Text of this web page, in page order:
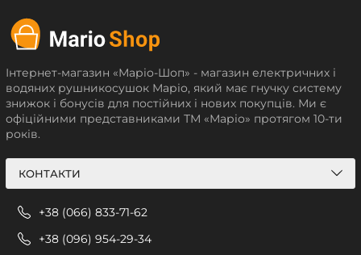
Інтернет-магазин «Маріо-Шоп» - магазин електричних і
водяних рушникосушок Маріо, який має гнучку систему
знижок і бонусів для постійних і нових покупців. Ми є
офіційними представниками ТМ «Маріо» протягом 10-ти
років.
КОНТАКТИ
+38 (066) 833-71-62
+38 (096) 954-29-34